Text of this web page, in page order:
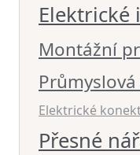
Elektrické
Montážní
Elektrické
Přesné